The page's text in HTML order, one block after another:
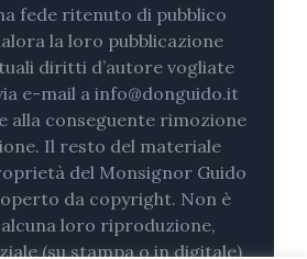
fede ritenuto di pubblico
la loro pubblicazione
diritti d’autore vogliate
e-mail a info@donguido.it
alla conseguente rimozione
Il resto del materiale
del Monsignor Guido
da copyright. Non è
loro riproduzione,
(su stampa o in digitale)